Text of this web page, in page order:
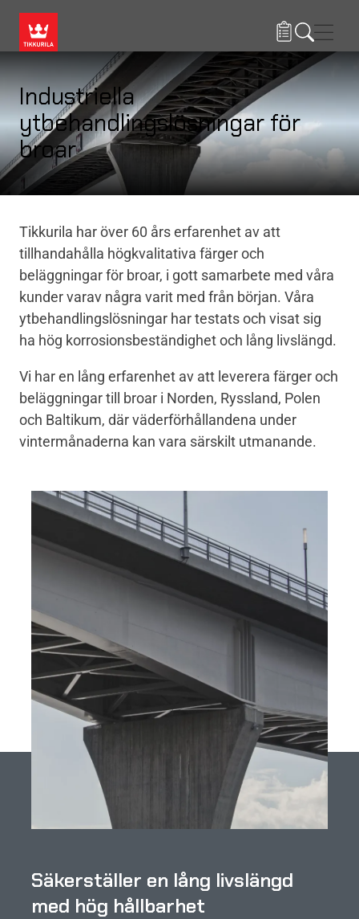
Industriella
ytbehandlingslösningar för
broar
Tikkurila har över 60 års erfarenhet av att
tillhandahålla högkvalitativa färger och
beläggningar för broar, i gott samarbete med våra
kunder varav några varit med från början. Våra
ytbehandlingslösningar har testats och visat sig
ha hög korrosionsbeständighet och lång livslängd.
Vi har en lång erfarenhet av att leverera färger och
beläggningar till broar i Norden, Ryssland, Polen
och Baltikum, där väderförhållandena under
vintermånaderna kan vara särskilt utmanande.
Säkerställer en lång livslängd
med hög hållbarhet